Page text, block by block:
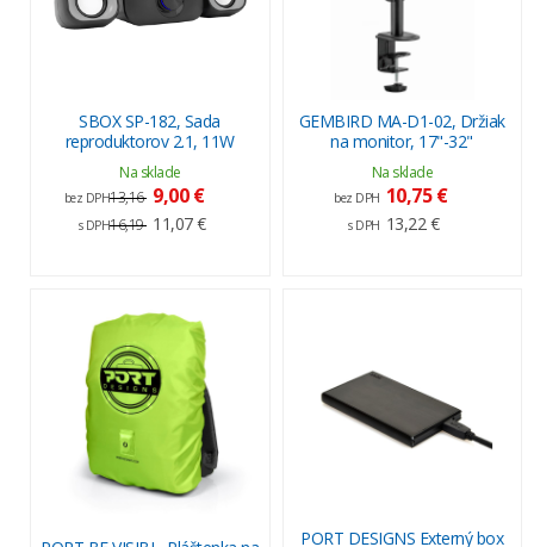
SBOX SP-182, Sada
reproduktorov 2.1, 11W
Na sklade
bez DPH13,16 9,00 €
s DPH16,19 11,07 €
GEMBIRD MA-D1-02, Držiak
na monitor, 17"-32"
Na sklade
bez DPH 10,75 €
s DPH 13,22 €
PORT DESIGNS Externý box